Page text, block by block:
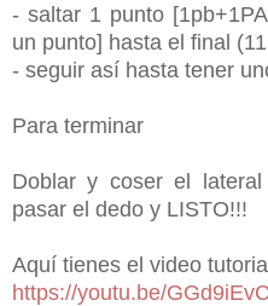
- saltar 1 punto
un punto] hasta el final
- seguir así hasta tener
Para terminar
Doblar y coser el
pasar el dedo y LISTO!!!
Aquí tienes el video
https://youtu.be/